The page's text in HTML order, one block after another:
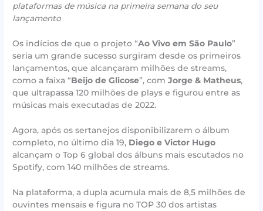
plataformas de música na primeira semana do seu
lançamento
Os indícios de que o projeto “Ao Vivo em São Paulo”
seria um grande sucesso surgiram desde os primeiros
lançamentos, que alcançaram milhões de streams,
como a faixa “Beijo de Glicose”, comJorge & Matheus,
que ultrapassa 120 milhões de plays e figurou entre as
músicas mais executadas de 2022.
Agora, após os sertanejos disponibilizarem o álbum
completo, no último dia 19, Diego e Victor Hugo
alcançam o Top 6 global dos álbuns mais escutados no
Spotify, com 140 milhões de streams.
Na plataforma, a dupla acumula mais de 8,5 milhões de
ouvintes mensais e figura no TOP 30 dos artistas